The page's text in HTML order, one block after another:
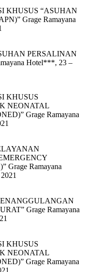
KHUSUS “ASUHAN
Grage Ramayana
PERSALINAN
Hotel***, 23 –
KHUSUS
NEONATAL
Grage Ramayana
Grage Ramayana
Grage Ramayana
KHUSUS
NEONATAL
Grage Ramayana